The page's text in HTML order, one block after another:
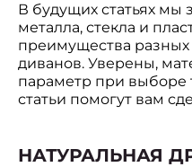
В будущих статьях мы
металла, стекла и
преимущества разных
диванов. Уверены,
параметр при выборе
статьи помогут вам
НАТУРАЛЬНАЯ